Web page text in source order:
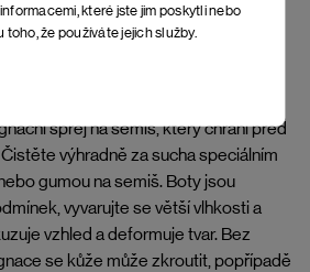
které jste jim poskytli nebo
toho, že používáte jejich služby.
kůže (semišová úprava), korková
a spodní část podrážky z gumy.
Před prvním nošením a pravidelně
sprej na semiš, který chrání před
výhradně za sucha speciálním
gumou na semiš. Boty jsou
vyvarujte se větší vlhkosti a
vzhled a deformuje tvar. Bez
se kůže může zkroutit, popřípadě